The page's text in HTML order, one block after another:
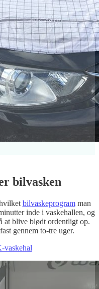
bilvasken
bilvaskeprogramman
inde i vaskehallen, og
at blive blødt ordentligt op.
gennem to-tre uger.
vaskehal